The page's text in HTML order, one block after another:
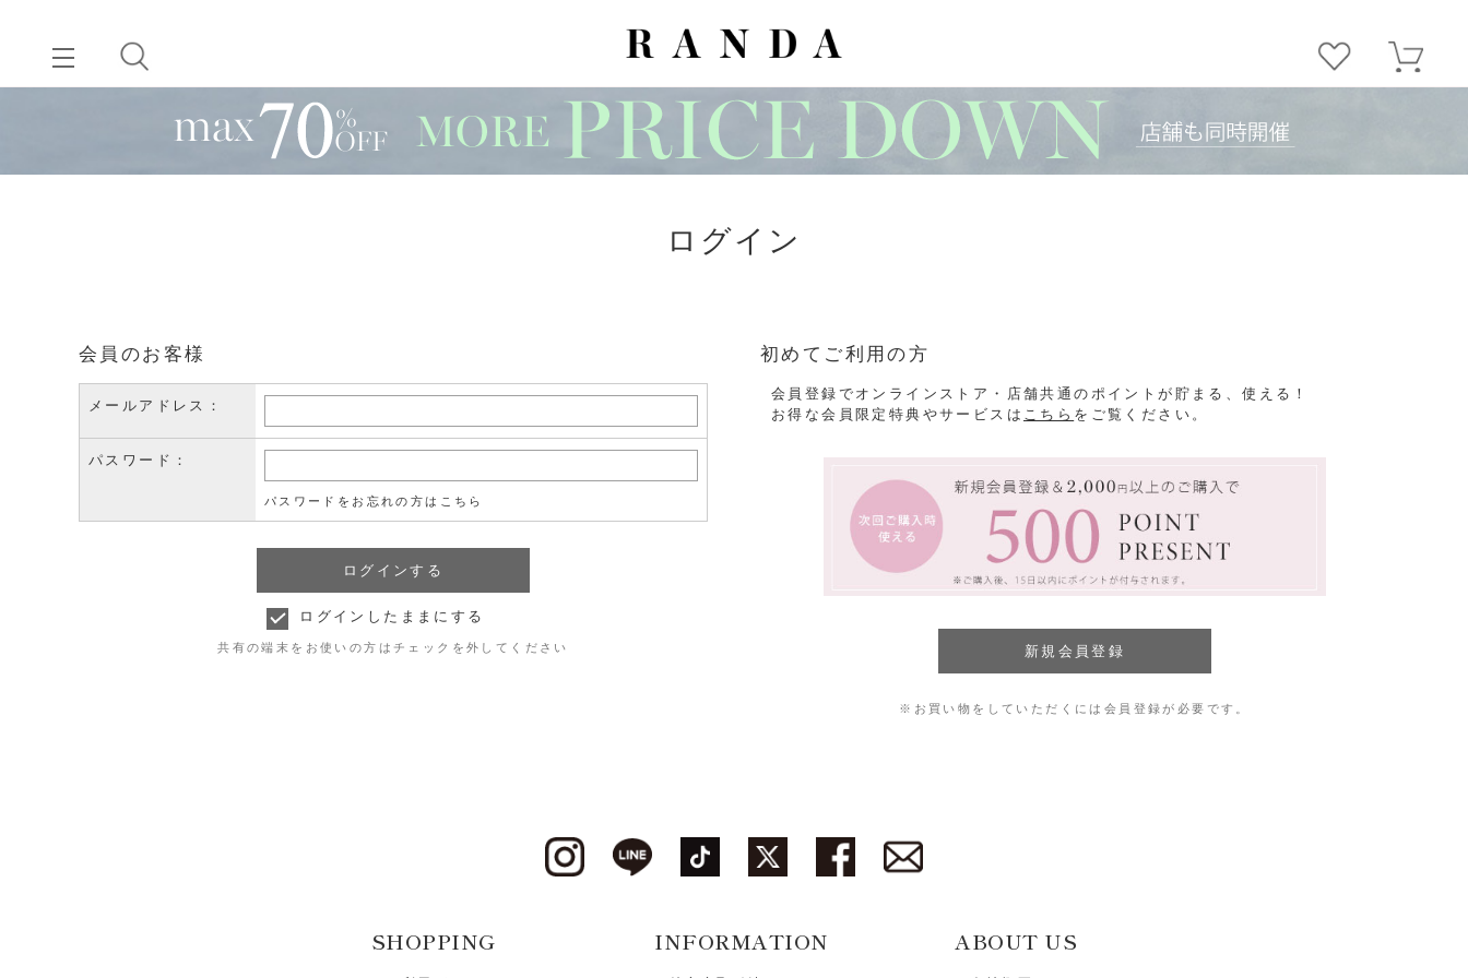
ログイン
会員のお客様
メールアドレス：
パスワード：
パスワードをお忘れの方はこちら
ログインしたままにする
共有の端末をお使いの方はチェックを外してください
初めてご利用の方
会員登録でオンラインストア・店舗共通のポイントが貯まる、使える！
お得な会員限定特典やサービスは こちら をご覧ください。
※お買い物をしていただくには会員登録が必要です。
SHOPPING INFORMATION ABOUT US